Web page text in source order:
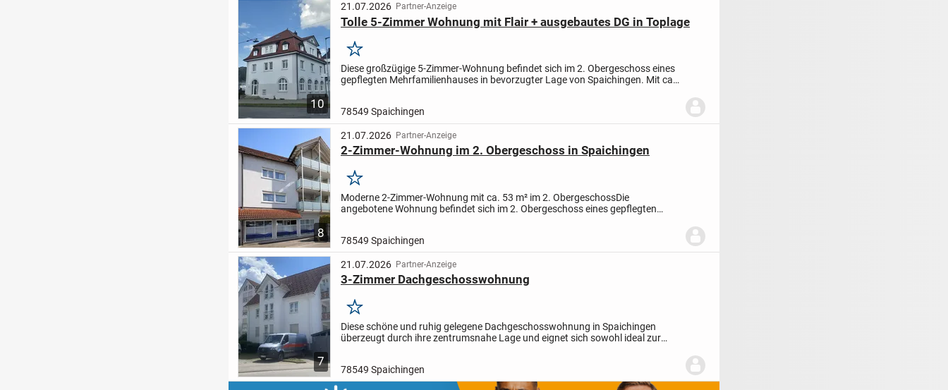
10
21.07.2026 Partner-Anzeige
Tolle 5-Zimmer Wohnung mit Flair + ausgebautes DG in Toplage
Merken
Diese großzügige 5-Zimmer-Wohnung befindet sich im 2. Obergeschoss eines
gepflegten Mehrfamilienhauses in bevorzugter Lage von Spaichingen. Mit ca.
78549 Spaichingen
8
21.07.2026 Partner-Anzeige
2-Zimmer-Wohnung im 2. Obergeschoss in Spaichingen
Merken
Moderne 2-Zimmer-Wohnung mit ca. 53 m² im 2. ObergeschossDie
angebotene Wohnung befindet sich im 2. Obergeschoss eines gepflegten
78549 Spaichingen
7
21.07.2026 Partner-Anzeige
3-Zimmer Dachgeschosswohnung
Merken
Diese schöne und ruhig gelegene Dachgeschosswohnung in Spaichingen
überzeugt durch ihre zentrumsnahe Lage und eignet sich sowohl ideal zur
78549 Spaichingen